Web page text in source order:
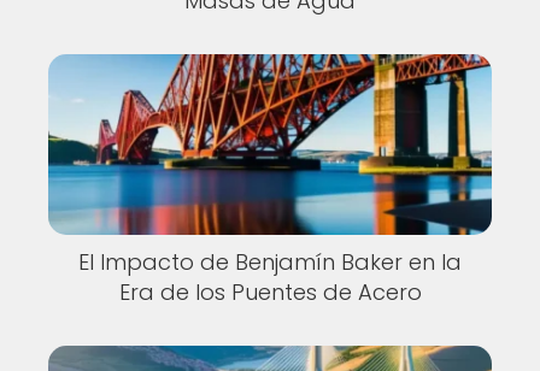
El Impacto de Benjamín Baker en la
Era de los Puentes de Acero